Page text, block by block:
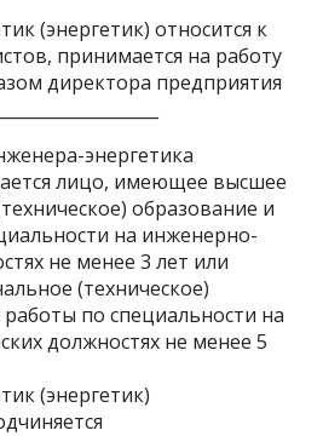
(энергетик) относится к
принимается на работу
директора предприятия
энергетика
лицо, имеющее высшее
образование и
на инженерно-
не менее 3 лет или
(техническое)
по специальности на
должностях не менее 5
(энергетик)